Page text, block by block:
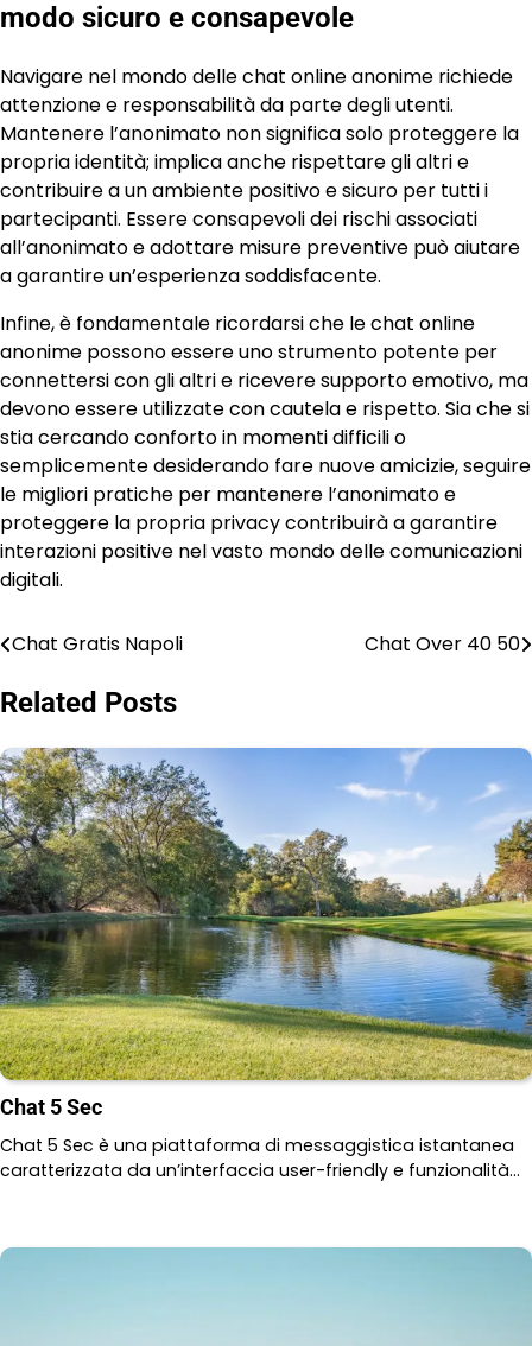
modo sicuro e consapevole
Navigare nel mondo delle chat online anonime richiede
attenzione e responsabilità da parte degli utenti.
Mantenere l’anonimato non significa solo proteggere la
propria identità; implica anche rispettare gli altri e
contribuire a un ambiente positivo e sicuro per tutti i
partecipanti. Essere consapevoli dei rischi associati
all’anonimato e adottare misure preventive può aiutare
a garantire un’esperienza soddisfacente.
Infine, è fondamentale ricordarsi che le chat online
anonime possono essere uno strumento potente per
connettersi con gli altri e ricevere supporto emotivo, ma
devono essere utilizzate con cautela e rispetto. Sia che si
stia cercando conforto in momenti difficili o
semplicemente desiderando fare nuove amicizie, seguire
le migliori pratiche per mantenere l’anonimato e
proteggere la propria privacy contribuirà a garantire
interazioni positive nel vasto mondo delle comunicazioni
digitali.
Post
navigation
Chat Gratis Napoli Chat Over 40 50
Related Posts
Chat 5 Sec
Chat 5 Sec è una piattaforma di messaggistica istantanea
caratterizzata da un’interfaccia user-friendly e funzionalità…